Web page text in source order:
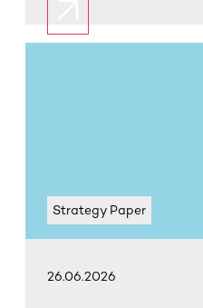
Strategy Paper
26.06.2026